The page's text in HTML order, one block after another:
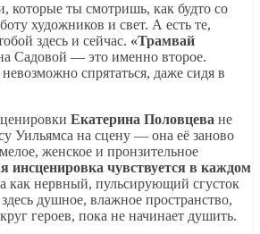
которые ты смотришь, как будто со
художников и свет. А есть те,
здесь и сейчас. «Трамвай
Садовой — это именно второе.
спрятаться, даже сидя в
Екатерина Половцева не
Уильямса на сцену — она её заново
женское и пронзительное
инсценировка чувствуется в каждом
как нервный, пульсирующий сгусток
душное, влажное пространство,
героев, пока не начинает душить.